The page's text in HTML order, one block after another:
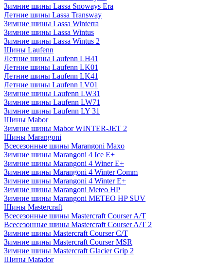
Зимние шины Lassa Snoways Era
Летние шины Lassa Transway
Зимние шины Lassa Winterra
Зимние шины Lassa Wintus
Зимние шины Lassa Wintus 2
Шины Laufenn
Летние шины Laufenn LH41
Летние шины Laufenn LK01
Летние шины Laufenn LK41
Летние шины Laufenn LV01
Зимние шины Laufenn LW31
Зимние шины Laufenn LW71
Зимние шины Laufenn LY 31
Шины Mabor
Зимние шины Mabor WINTER-JET 2
Шины Marangoni
Всесезонные шины Marangoni Maxo
Зимние шины Marangoni 4 Ice E+
Зимние шины Marangoni 4 Winer E+
Зимние шины Marangoni 4 Winter Comm
Зимние шины Marangoni 4 Winter E+
Зимние шины Marangoni Meteo HP
Зимние шины Marangoni METEO HP SUV
Шины Mastercraft
Всесезонные шины Mastercraft Courser A/T
Всесезонные шины Mastercraft Courser A/T 2
Зимние шины Mastercraft Courser C/T
Зимние шины Mastercraft Courser MSR
Зимние шины Mastercraft Glacier Grip 2
Шины Matador